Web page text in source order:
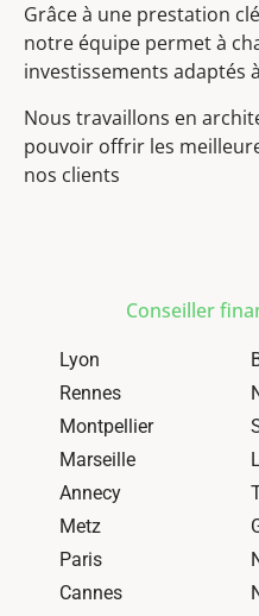
Grâce à une prestation
notre équipe permet à
investissements adaptés
Nous travaillons en
pouvoir offrir les
nos clients
Conseiller
Lyon
Rennes
Montpellier
Marseille
Annecy
Metz
Paris
Cannes